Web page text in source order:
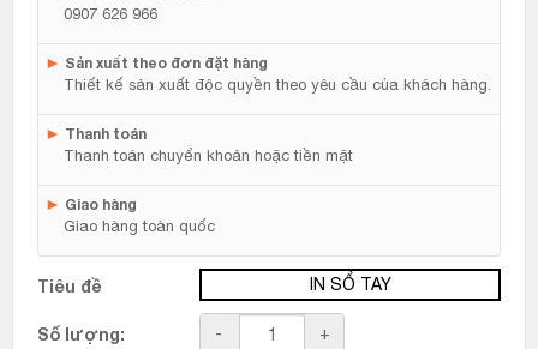
0907 626 966
► Sản xuất theo đơn đặt hàng
Thiết kế sản xuất độc quyền theo yêu cầu của khách hàng.
► Thanh toán
Thanh toán chuyển khoản hoặc tiền mặt
► Giao hàng
Giao hàng toàn quốc
Tiêu đề IN SỔ TAY
Số lượng: - +